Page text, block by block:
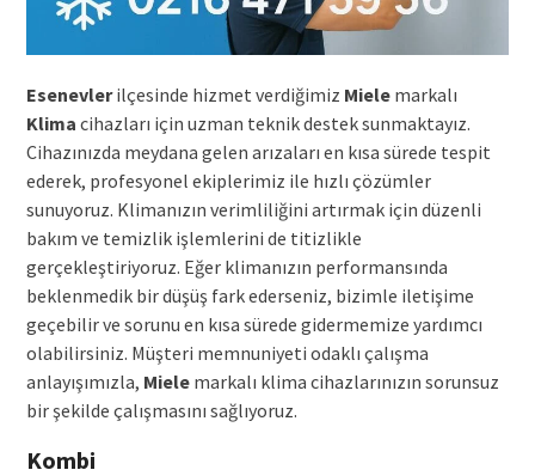
Esenevlerilçesinde hizmet verdiğimiz Mielemarkalı
Klima cihazları için uzman teknik destek sunmaktayız.
Cihazınızda meydana gelen arızaları en kısa sürede tespit
ederek, profesyonel ekiplerimiz ile hızlı çözümler
sunuyoruz. Klimanızın verimliliğini artırmak için düzenli
bakım ve temizlik işlemlerini de titizlikle
gerçekleştiriyoruz. Eğer klimanızın performansında
beklenmedik bir düşüş fark ederseniz, bizimle iletişime
geçebilir ve sorunu en kısa sürede gidermemize yardımcı
olabilirsiniz. Müşteri memnuniyeti odaklı çalışma
anlayışımızla, Mielemarkalı klima cihazlarınızın sorunsuz
bir şekilde çalışmasını sağlıyoruz.
Kombi